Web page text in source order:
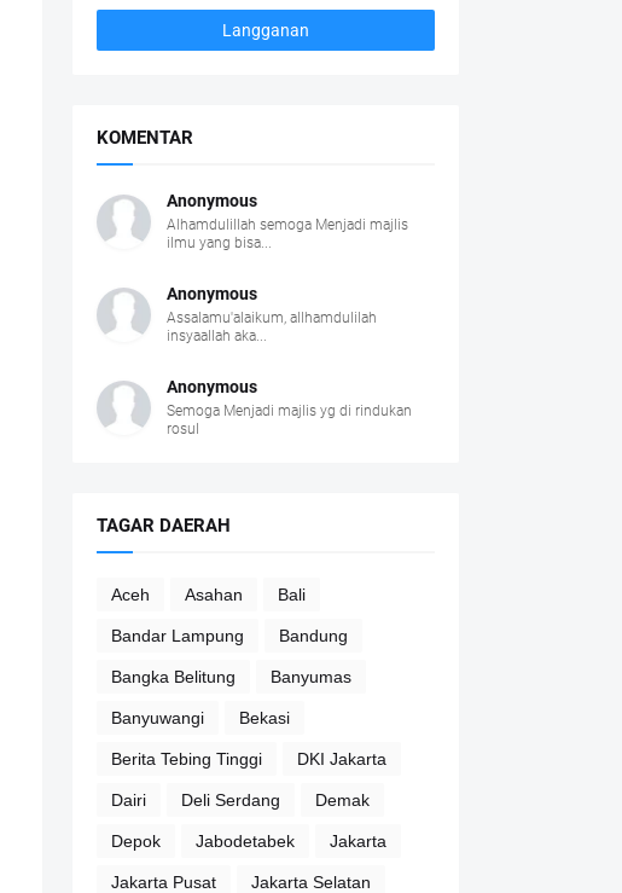
KOMENTAR
Anonymous
Alhamdulillah semoga Menjadi majlis
ilmu yang bisa...
Anonymous
Assalamu'alaikum, allhamdulilah
insyaallah aka...
Anonymous
Semoga Menjadi majlis yg di rindukan
rosul
TAGAR DAERAH
Aceh Asahan Bali
Bandar Lampung Bandung
Bangka Belitung Banyumas
Banyuwangi Bekasi
Berita Tebing Tinggi DKI Jakarta
Dairi Deli Serdang Demak
Depok Jabodetabek Jakarta
Jakarta Pusat Jakarta Selatan